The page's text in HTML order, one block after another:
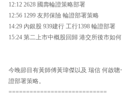
12:12 2628 國壽輪證策略部署
12:56 1299 友邦保險 輪證部署策略
14:29 內銀股 939建行 工行1398 輪證部署
15:24 第二上市中概股回歸 港交所後市如何
今晚節目有黃師傅黃瑋傑以及 瑞信 何啟
證部署策略。
============================